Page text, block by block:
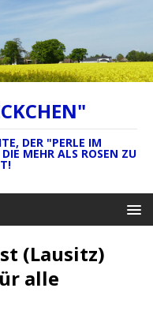
DER "PERLE IM
MEHR ALS ROSEN ZU
(Lausitz)
alle